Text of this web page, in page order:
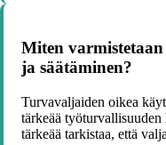
Miten
ja säätäminen?
Turvavaljaiden oikea
tärkeää
tärkeää tarkistaa, että